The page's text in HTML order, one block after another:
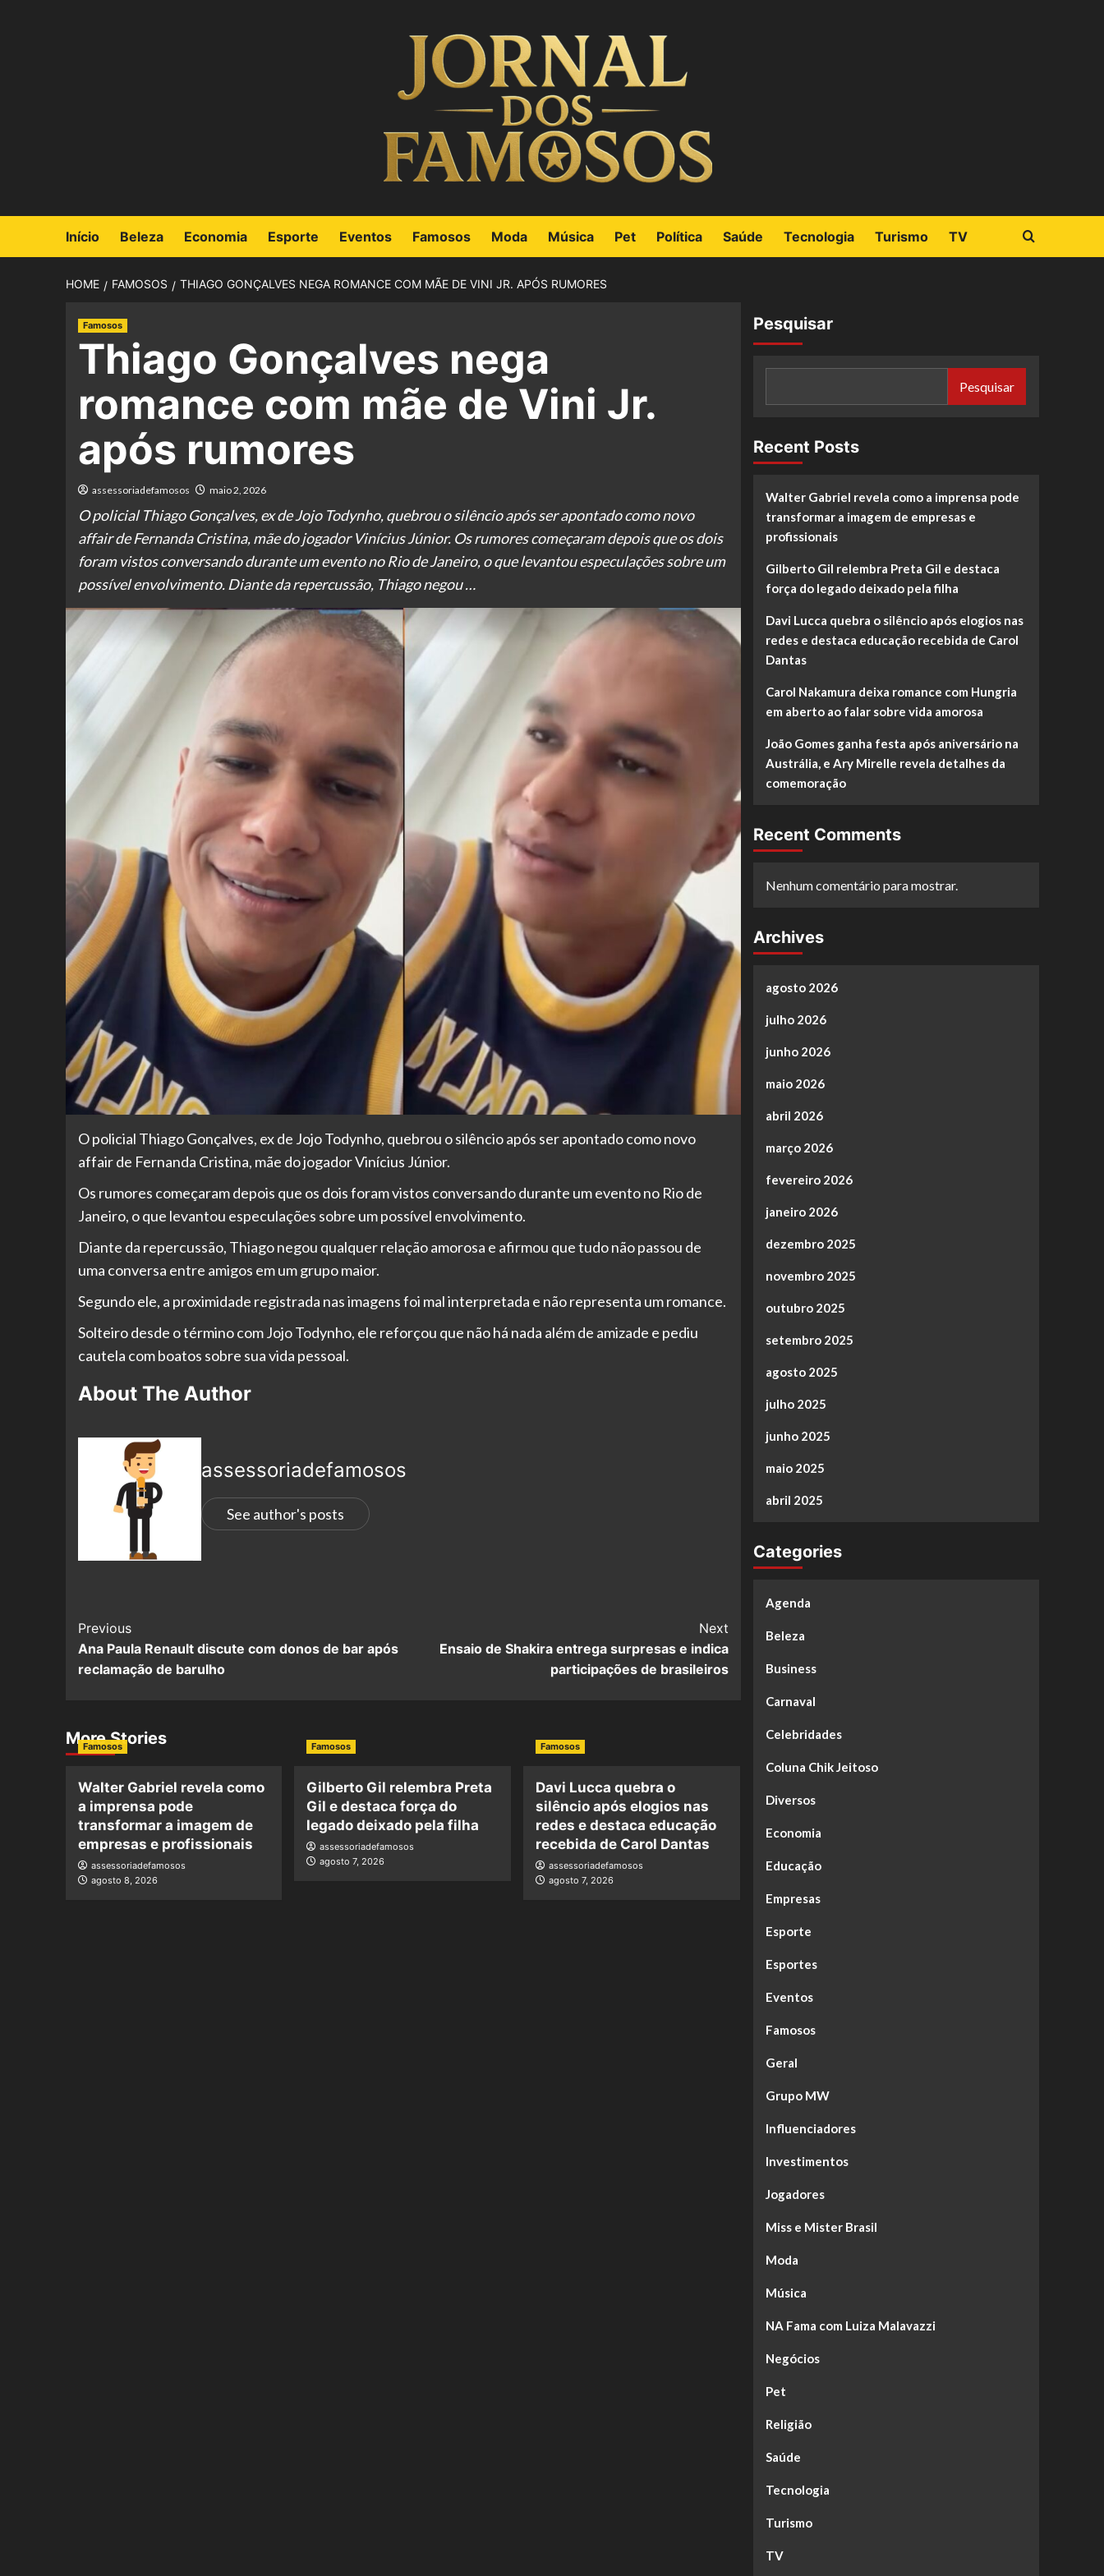
Início Beleza Economia Esporte Eventos Famosos Moda Música Pet Política Saúde Tecnologia Turismo TV
HOME FAMOSOS THIAGO GONÇALVES NEGA ROMANCE COM MÃE DE VINI JR. APÓS RUMORES
Famosos
Thiago Gonçalves nega
romance com mãe de Vini Jr.
após rumores
assessoriadefamosos maio 2, 2026
O policial Thiago Gonçalves, ex de Jojo Todynho, quebrou o silêncio após ser apontado como novo
affair de Fernanda Cristina, mãe do jogador Vinícius Júnior. Os rumores começaram depois que os dois
foram vistos conversando durante um evento no Rio de Janeiro, o que levantou especulações sobre um
possível envolvimento. Diante da repercussão, Thiago negou …
O policial Thiago Gonçalves, ex de Jojo Todynho, quebrou o silêncio após ser apontado como novo
affair de Fernanda Cristina, mãe do jogador Vinícius Júnior.
Os rumores começaram depois que os dois foram vistos conversando durante um evento no Rio de
Janeiro, o que levantou especulações sobre um possível envolvimento.
Diante da repercussão, Thiago negou qualquer relação amorosa e afirmou que tudo não passou de
uma conversa entre amigos em um grupo maior.
Segundo ele, a proximidade registrada nas imagens foi mal interpretada e não representa um romance.
Solteiro desde o término com Jojo Todynho, ele reforçou que não há nada além de amizade e pediu
cautela com boatos sobre sua vida pessoal.
About The Author
assessoriadefamosos
See author's posts
Previous
Ana Paula Renault discute com donos de bar após
reclamação de barulho
Next
Ensaio de Shakira entrega surpresas e indica
participações de brasileiros
More Stories
Famosos
Walter Gabriel revela como
a imprensa pode
transformar a imagem de
empresas e profissionais
assessoriadefamosos
agosto 8, 2026
Famosos
Gilberto Gil relembra Preta
Gil e destaca força do
legado deixado pela filha
assessoriadefamosos
agosto 7, 2026
Famosos
Davi Lucca quebra o
silêncio após elogios nas
redes e destaca educação
recebida de Carol Dantas
assessoriadefamosos
agosto 7, 2026
Pesquisar
Pesquisar
Recent Posts
Walter Gabriel revela como a imprensa pode
transformar a imagem de empresas e
profissionais
Gilberto Gil relembra Preta Gil e destaca
força do legado deixado pela filha
Davi Lucca quebra o silêncio após elogios nas
redes e destaca educação recebida de Carol
Dantas
Carol Nakamura deixa romance com Hungria
em aberto ao falar sobre vida amorosa
João Gomes ganha festa após aniversário na
Austrália, e Ary Mirelle revela detalhes da
comemoração
Recent Comments
Nenhum comentário para mostrar.
Archives
agosto 2026
julho 2026
junho 2026
maio 2026
abril 2026
março 2026
fevereiro 2026
janeiro 2026
dezembro 2025
novembro 2025
outubro 2025
setembro 2025
agosto 2025
julho 2025
junho 2025
maio 2025
abril 2025
Categories
Agenda
Beleza
Business
Carnaval
Celebridades
Coluna Chik Jeitoso
Diversos
Economia
Educação
Empresas
Esporte
Esportes
Eventos
Famosos
Geral
Grupo MW
Influenciadores
Investimentos
Jogadores
Miss e Mister Brasil
Moda
Música
NA Fama com Luiza Malavazzi
Negócios
Pet
Religião
Saúde
Tecnologia
Turismo
TV